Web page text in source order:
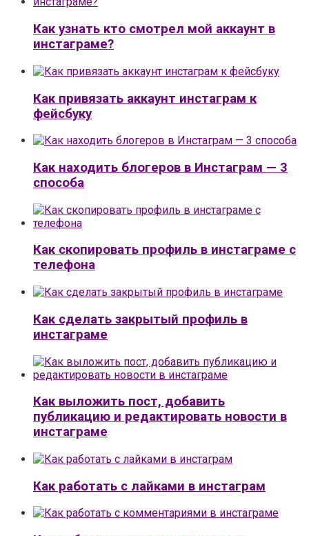
Как узнать кто смотрел мой аккаунт в
инстаграме?
Как привязать аккаунт инстаграм к
фейсбуку
Как находить блогеров в Инстаграм — 3
способа
Как скопировать профиль в инстаграме с
телефона
Как сделать закрытый профиль в
инстаграме
Как выложить пост, добавить
публикацию и редактировать новости в
инстаграме
Как работать с лайками в инстаграм